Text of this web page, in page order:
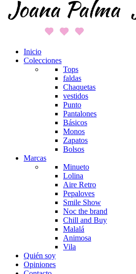
Inicio
Colecciones
Tops
faldas
Chaquetas
vestidos
Punto
Pantalones
Básicos
Monos
Zapatos
Bolsos
Marcas
Minueto
Lolina
Aire Retro
Pepaloves
Smile Show
Noc the brand
Chill and Buy
Malalá
Animosa
Vila
Quién soy
Opiniones